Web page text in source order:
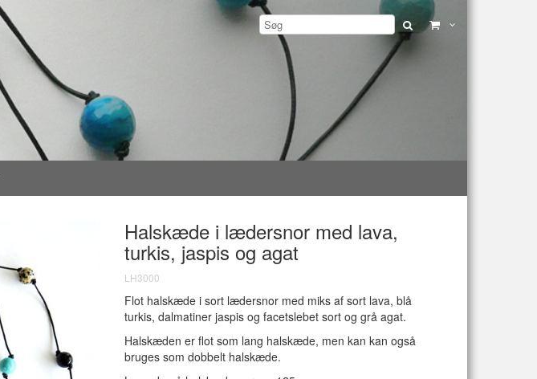
Halskæde i lædersnor med lava,
turkis, jaspis og agat
LH3000
Flot halskæde i sort lædersnor med miks af sort lava, blå
turkis, dalmatiner jaspis og facetslebet sort og grå agat.
Halskæden er flot som lang halskæde, men kan kan også
bruges som dobbelt halskæde.